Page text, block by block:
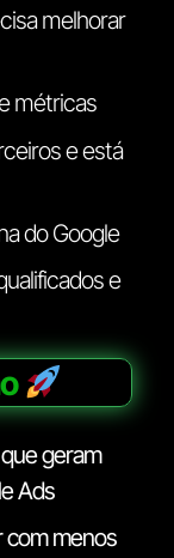
melhorar
métricas
e está
do Google
e
geram
Ads
com menos